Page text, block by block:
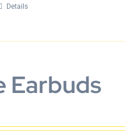
Details
Earbuds